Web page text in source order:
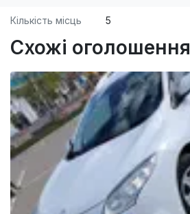
Кількість місць 5
Схожі оголошення